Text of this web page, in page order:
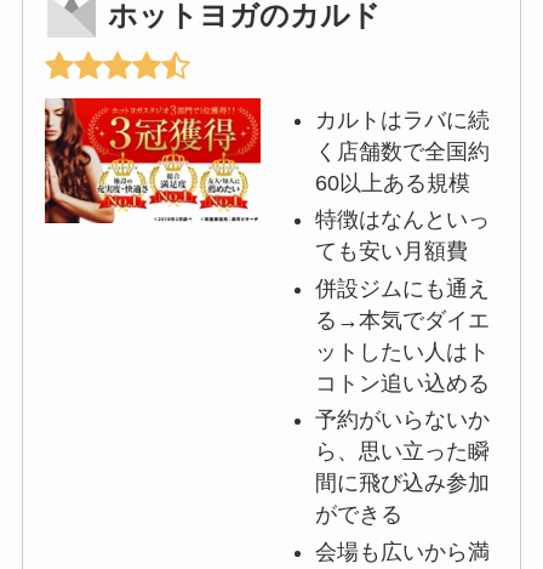
ホットヨガのカルド
カルトはラバに続
く店舗数で全国約
60以上ある規模
特徴はなんといっ
ても安い月額費
併設ジムにも通え
る→本気でダイエ
ットしたい人はト
コトン追い込める
予約がいらないか
ら、思い立った瞬
間に飛び込み参加
ができる
会場も広いから満